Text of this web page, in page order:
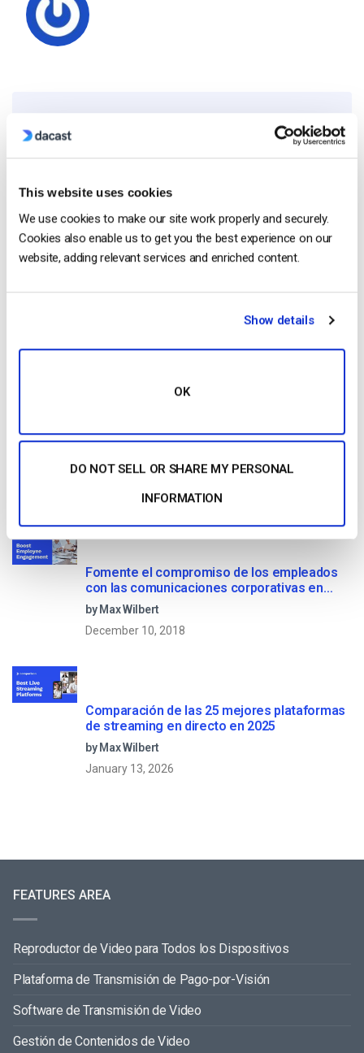
This website uses cookies
We use cookies to make our site work properly and securely.
Cookies also enable us to get you the best experience on our
website, adding relevant services and enriched content.
Show details
OK
DO NOT SELL OR SHARE MY PERSONAL
INFORMATION
Free 14-Day Trial
Get Started!
Start streaming immediately
No credit card required
OTT Full Form – El presente y el futuro de los
by Jon Whitehead
January 16, 2026
Fomente el compromiso de los empleados
con las comunicaciones corporativas en
directo
by Max Wilbert
December 10, 2018
Comparación de las 25 mejores plataformas
de streaming en directo en 2025
by Max Wilbert
January 13, 2026
FEATURES AREA
Reproductor de Video para Todos los Dispositivos
Plataforma de Transmisión de Pago-por-Visión
Software de Transmisión de Video
Gestión de Contenidos de Video